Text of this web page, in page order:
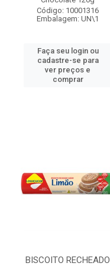
Código: 10001316
Embalagem: UN\1
Faça seu login ou
cadastre-se para
ver preços e
comprar
BISCOITO RECHEADO